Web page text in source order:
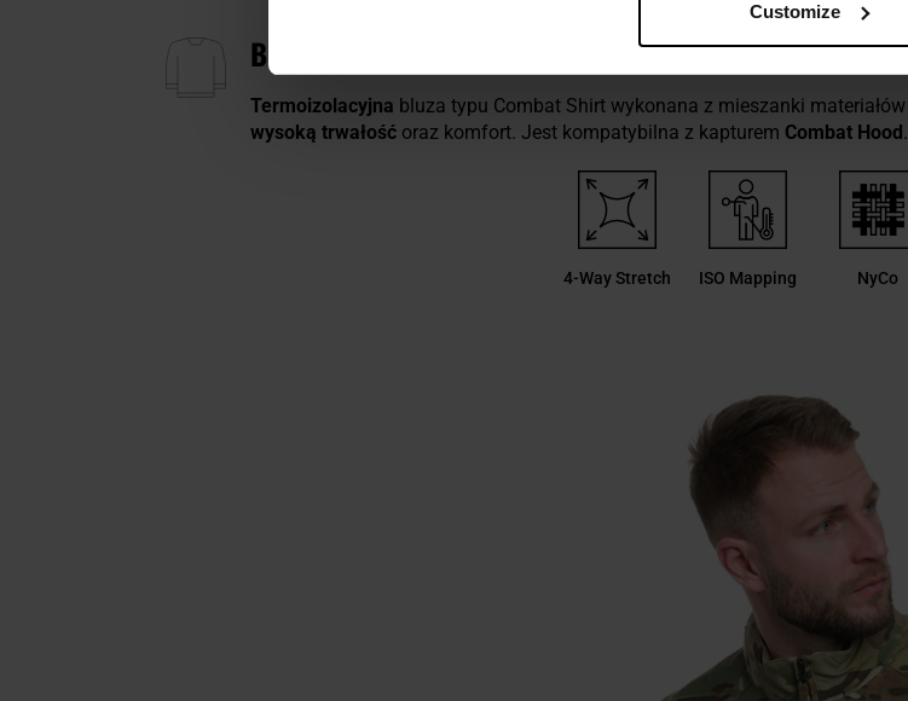
Customize
BLUZA CARINTHIA COMBAT SHIRT - MULTICAM
Termoizolacyjna bluza typu Combat Shirt wykonana z mieszanki materiałów
wysoką trwałość oraz komfort. Jest kompatybilna z kapturem Combat Hood.
4-Way Stretch ISO Mapping NyCo